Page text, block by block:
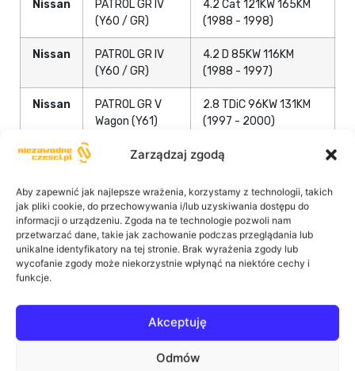
Zarządzaj zgodą
Aby zapewnić jak najlepsze wrażenia, korzystamy z technologii, takich
jak pliki cookie, do przechowywania i/lub uzyskiwania dostępu do
informacji o urządzeniu. Zgoda na te technologie pozwoli nam
przetwarzać dane, takie jak zachowanie podczas przeglądania lub
unikalne identyfikatory na tej stronie. Brak wyrażenia zgody lub
wycofanie zgody może niekorzystnie wpłynąć na niektóre cechy i
funkcje.
Akceptuję
Odmów
Nissan
PATROL GR IV
(Y60 / GR)
4.2 Cat 121KW 165KM
(1988 - 1998)
Nissan
PATROL GR IV
(Y60 / GR)
4.2 D 85KW 116KM
(1988 - 1997)
Nissan
PATROL GR V
Wagon (Y61)
2.8 TDiC 96KW 131KM
(1997 - 2000)
Nissan
PATROL GR V
3.0 Dti 116KW 158 KM
Podobne produkty: